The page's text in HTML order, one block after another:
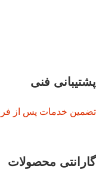
پشتیبانی فنی
تضمین خدمات پس از
گارانتی محصولات